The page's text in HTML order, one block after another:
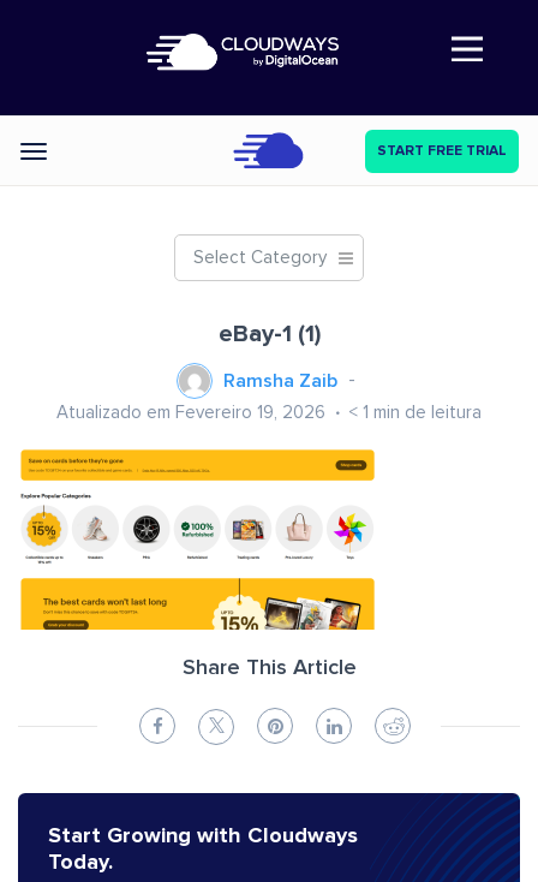
Abre a navegação
Categories START FREE TRIAL
Select Category
eBay-1 (1)
Ramsha Zaib
Atualizado em Fevereiro 19, 2026 < 1 min de leitura
Share This Article
Start Growing with Cloudways
Today.